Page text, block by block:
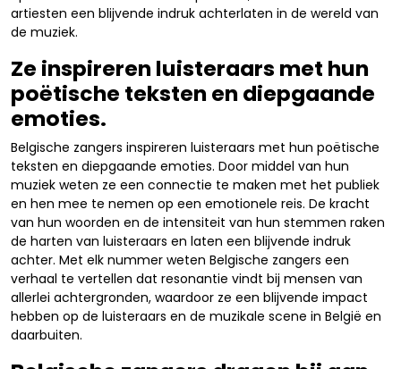
artiesten een blijvende indruk achterlaten in de wereld van
de muziek.
Ze inspireren luisteraars met hun
poëtische teksten en diepgaande
emoties.
Belgische zangers inspireren luisteraars met hun poëtische
teksten en diepgaande emoties. Door middel van hun
muziek weten ze een connectie te maken met het publiek
en hen mee te nemen op een emotionele reis. De kracht
van hun woorden en de intensiteit van hun stemmen raken
de harten van luisteraars en laten een blijvende indruk
achter. Met elk nummer weten Belgische zangers een
verhaal te vertellen dat resonantie vindt bij mensen van
allerlei achtergronden, waardoor ze een blijvende impact
hebben op de luisteraars en de muzikale scene in België en
daarbuiten.